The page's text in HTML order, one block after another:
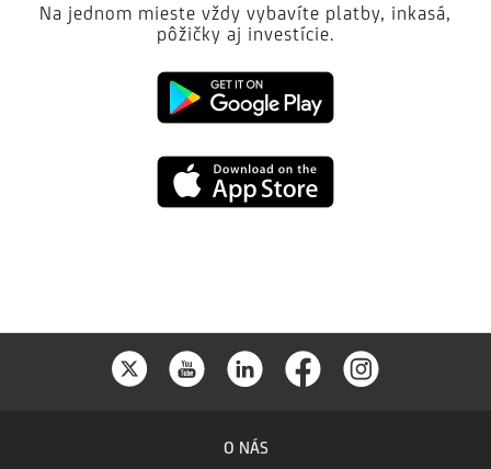
Na jednom mieste vždy vybavíte platby, inkasá,
pôžičky aj investície.
Google
App
O NÁS